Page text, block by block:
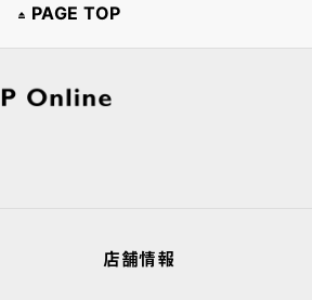
PAGE TOP
店舗情報